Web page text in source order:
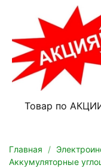
Товар по
Главная
Аккумуляторные